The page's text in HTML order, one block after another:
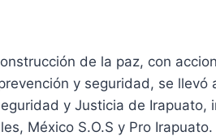
de la paz, con
y seguridad, se llevó
y Justicia de Irapuato,
México S.O.S y Pro Irapuato.